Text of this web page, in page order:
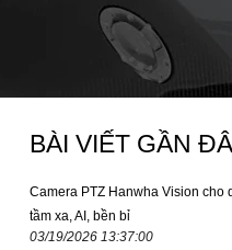
BÀI VIẾT GẦN
Camera PTZ Hanwha Vision cho
tầm xa, AI, bền bỉ
03/19/2026 13:37:00